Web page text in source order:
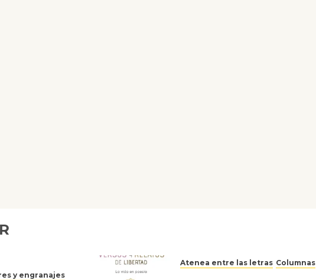
y engranajes
Atenea entre las letras Columnas